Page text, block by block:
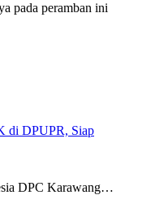
pada peramban ini
di DPUPR, Siap
DPC Karawang…